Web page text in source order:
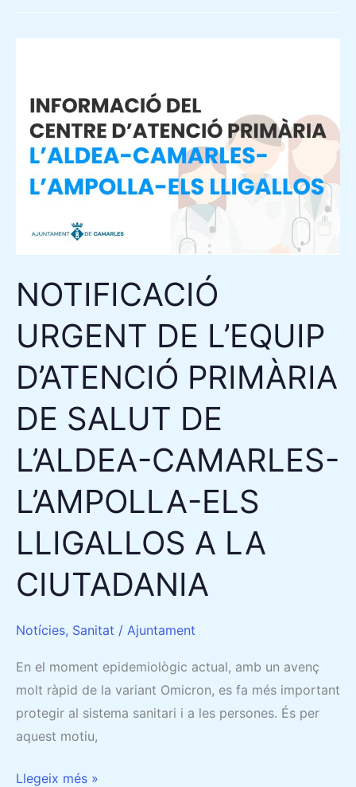
NOTIFICACIÓ
URGENT DE L’EQUIP
D’ATENCIÓ PRIMÀRIA
DE SALUT DE
L’ALDEA-CAMARLES-
L’AMPOLLA-ELS
LLIGALLOS A LA
CIUTADANIA
Notícies, Sanitat / Ajuntament
En el moment epidemiològic actual, amb un avenç
molt ràpid de la variant Omicron, es fa més important
protegir al sistema sanitari i a les persones. És per
aquest motiu,
DE
L’EQUIP
D’ATENCIÓ
PRIMÀRIA
DE
L’ALDEA-
CAMARLES-
L’AMPOLLA-
ELS
LLIGALLOS
A
CIUTADANIA
Llegeix més »